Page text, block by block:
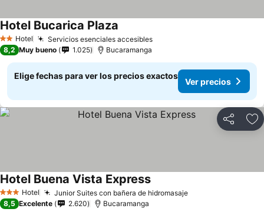
2 Estrellas
Hotel Servicios esenciales accesiblesVer precios
Hotel Bucarica Plaza
8,2 Muy bueno 1.025 Bucaramanga
Elige fechas para ver los precios exactos
Ver precios
Compartir
3 Estrellas
Hotel Junior Suites con bañera de hidromasajeVer precios
Hotel Buena Vista ExpressVer precios
8,5 Excelente 2.620 Bucaramanga